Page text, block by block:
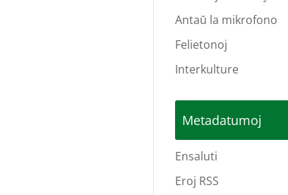
Antaŭ la mikrofono
Felietonoj
Interkulture
Metadatumoj
Ensaluti
Eroj RSS